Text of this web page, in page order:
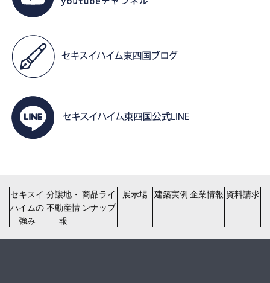
セキスイ
ハイムの
強み
分譲地・
不動産情
報
商品ライ
ンナップ
展示場 建築実例 企業情報 資料請求